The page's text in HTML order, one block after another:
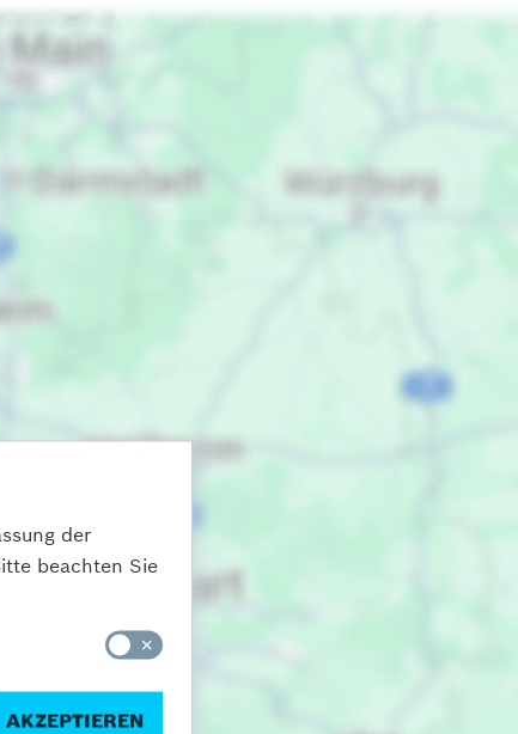
der
beachten Sie
AKZEPTIEREN